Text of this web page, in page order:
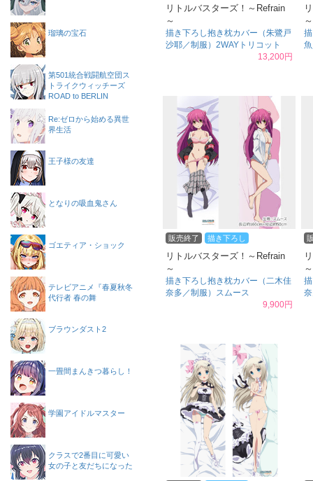
リトルバスターズ！～Refrain
～
描き下ろし抱き枕カバー（朱鷺戸
沙耶／制服）2WAYトリコット
13,200円
～
販売終了 描き下ろし
リトルバスターズ！～Refrain
～
描き下ろし抱き枕カバー（二木佳
奈多／制服）スムース
9,900円
～
瑠璃の宝石
第501統合戦闘航空団ス
トライクウィッチーズ
ROAD to BERLIN
Re:ゼロから始める異世
界生活
王子様の友達
となりの吸血鬼さん
ゴエティア・ショック
テレビアニメ『春夏秋冬
代行者 春の舞
ブラウンダスト2
一畳間まんきつ暮らし！
学園アイドルマスター
クラスで2番目に可愛い
女の子と友だちになった